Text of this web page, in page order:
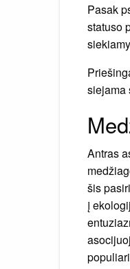
Pasak
statuso
siejama
Antras
šis
į